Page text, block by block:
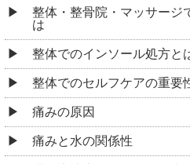
整体・整骨院・マッサージ
は
整体でのインソール処方と
整体でのセルフケアの重要
痛みの原因
痛みと水の関係性